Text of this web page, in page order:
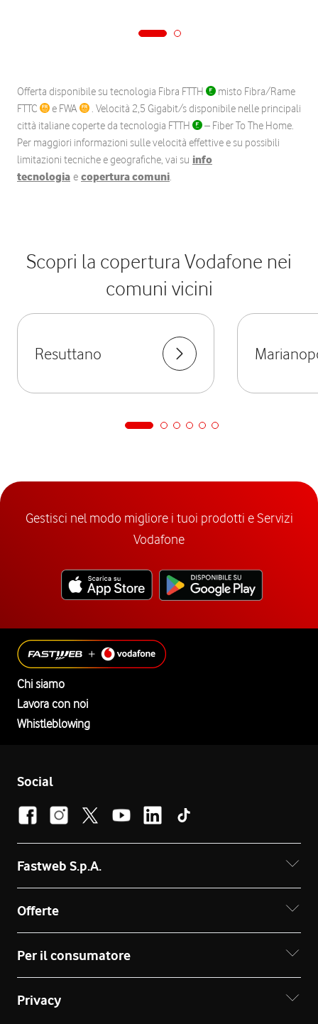
Offerta disponibile su tecnologia Fibra FTTH
misto Fibra/Rame
FTTC
e FWA
. Velocità 2,5 Gigabit/s disponibile nelle principali
città italiane coperte da tecnologia FTTH
– Fiber To The Home.
Per maggiori informazioni sulle velocità effettive e su possibili
limitazioni tecniche e geografiche, vai su info
tecnologia e copertura comuni.
Scopri la copertura Vodafone nei
comuni vicini
Resuttano
Gestisci nel modo migliore i tuoi prodotti e Servizi
Vodafone
Chi siamo
Lavora con noi
Whistleblowing
Social
Fastweb S.p.A.
Offerte
Per il consumatore
Privacy